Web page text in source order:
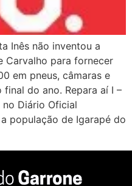
Inês não inventou a
Carvalho para fornecer
em pneus, câmaras e
do ano. Repara aí I –
Diário Oficial
população de Igarapé do